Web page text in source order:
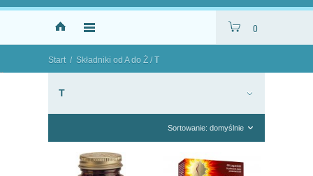
0
Start / Składniki od A do Ż / T
"
T
Sortowanie: domyślnie